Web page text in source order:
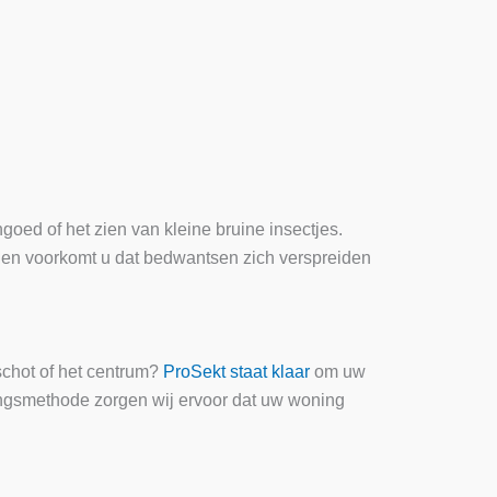
of het zien van kleine bruine insectjes.
voorkomt u dat bedwantsen zich verspreiden
of het centrum? ProSekt staat klaar om uw
zorgen wij ervoor dat uw woning